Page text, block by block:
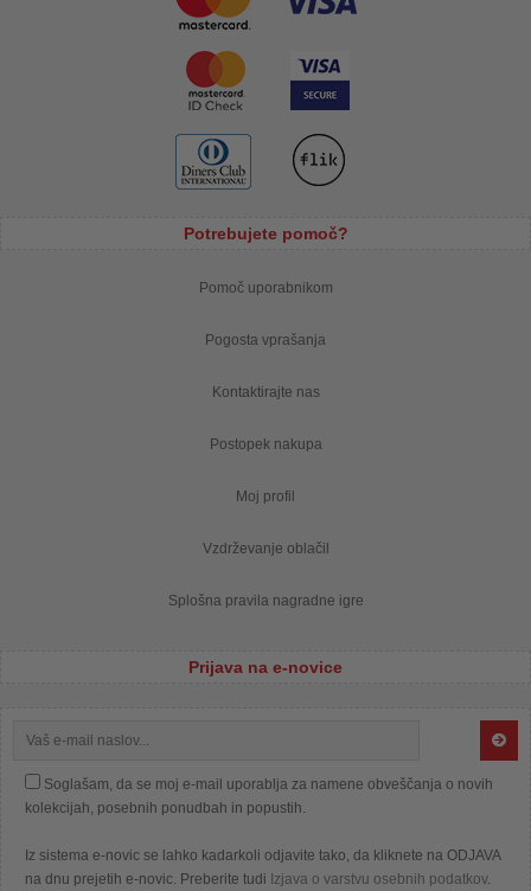
Potrebujete pomoč?
Pomoč uporabnikom
Pogosta vprašanja
Kontaktirajte nas
Postopek nakupa
Moj profil
Vzdrževanje oblačil
Splošna pravila nagradne igre
Prijava na e-novice
Soglašam, da se moj e-mail uporablja za namene obveščanja o novih
kolekcijah, posebnih ponudbah in popustih.
Iz sistema e-novic se lahko kadarkoli odjavite tako, da kliknete na ODJAVA
na dnu prejetih e-novic. Preberite tudi Izjava o varstvu osebnih podatkov.